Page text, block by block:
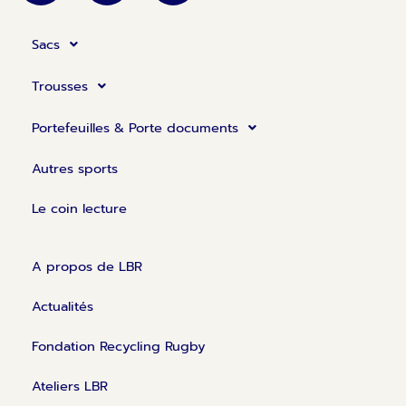
n
k
e
d
n
c
o
k
s
a
Sacs
Trousses
Portefeuilles & Porte documents
Autres sports
Le coin lecture
A propos de LBR
Actualités
Fondation Recycling Rugby
Ateliers LBR